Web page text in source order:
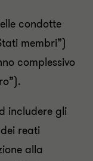
condotte
membri”)
complessivo
includere gli
reati
alla